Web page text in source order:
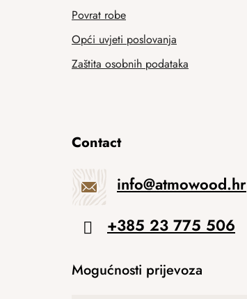
Povrat robe
Opći uvjeti poslovanja
Zaštita osobnih podataka
Contact
info@atmowood.hr
+385 23 775 506
Mogućnosti prijevoza